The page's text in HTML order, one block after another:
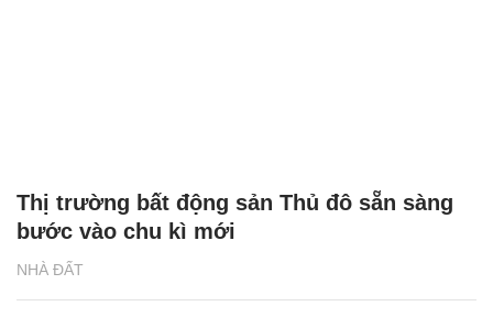
NHÀ ĐẤT
Thị trường bất động sản Thủ đô sẵn sàng
bước vào chu kì mới